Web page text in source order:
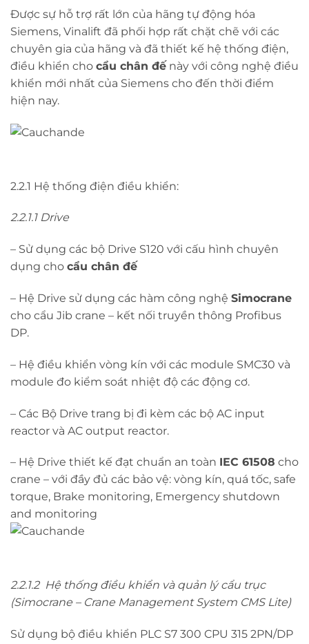
Được sự hỗ trợ rất lớn của hãng tự động hóa
Siemens, Vinalift đã phối hợp rất chặt chẽ với các
chuyên gia của hãng và đã thiết kế hệ thống điện,
điều khiển cho cẩu chân đế này với công nghệ điều
khiển mới nhất của Siemens cho đến thời điểm
hiện nay.
2.2.1 Hệ thống điện điều khiển:
2.2.1.1 Drive
– Sử dụng các bộ Drive S120 với cấu hình chuyên
dụng cho cẩu chân đế
– Hệ Drive sử dụng các hàm công nghệ Simocrane
cho cẩu Jib crane – kết nối truyền thông Profibus
DP.
– Hệ điều khiển vòng kín với các module SMC30 và
module đo kiểm soát nhiệt độ các động cơ.
– Các Bộ Drive trang bị đi kèm các bộ AC input
reactor và AC output reactor.
– Hệ Drive thiết kế đạt chuẩn an toàn IEC 61508 cho
crane – với đầy đủ các bảo vệ: vòng kín, quá tốc, safe
torque, Brake monitoring, Emergency shutdown
and monitoring
2.2.1.2 Hệ thống điều khiển và quản lý cẩu trục
(Simocrane – Crane Management System CMS Lite)
Sử dụng bộ điều khiển PLC S7 300 CPU 315 2PN/DP